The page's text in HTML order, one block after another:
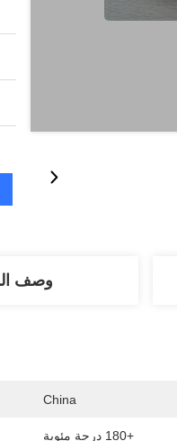
وصف
China
+180 درجة مئوية